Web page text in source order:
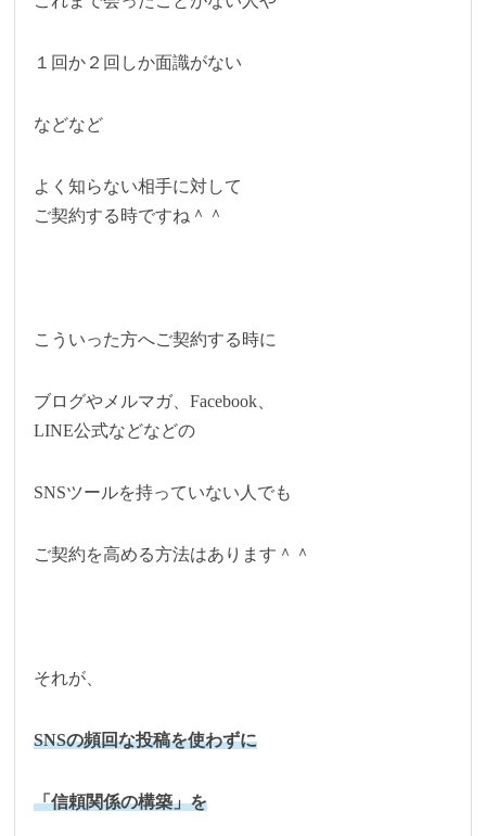
１回か２回しか面識がない
などなど
よく知らない相手に対して
ご契約する時ですね＾＾
こういった方へご契約する時に
ブログやメルマガ、Facebook、
LINE公式などなどの
SNSツールを持っていない人でも
ご契約を高める方法はあります＾＾
それが、
SNSの頻回な投稿を使わずに
「信頼関係の構築」を